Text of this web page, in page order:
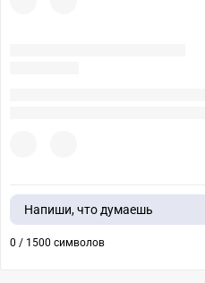
Напиши, что думаешь
0 / 1500 символов